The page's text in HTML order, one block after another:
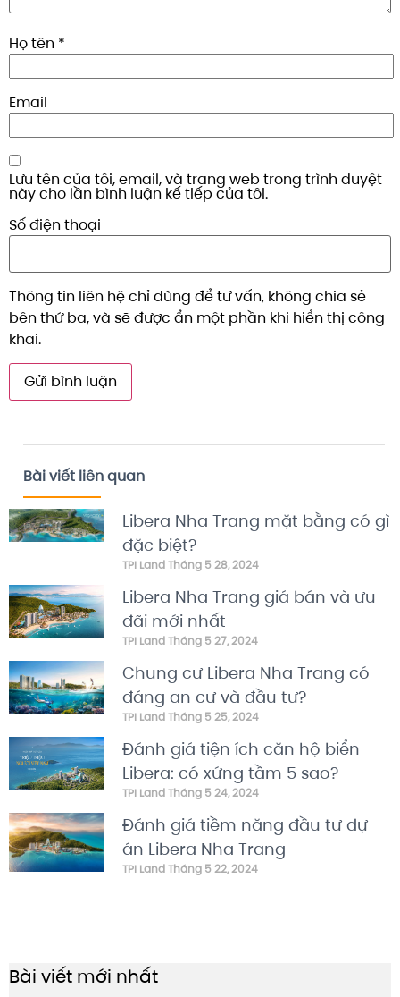
Họ tên *
Email
Lưu tên của tôi, email, và trang web trong trình duyệt
này cho lần bình luận kế tiếp của tôi.
Số điện thoại
Thông tin liên hệ chỉ dùng để tư vấn, không chia sẻ
bên thứ ba, và sẽ được ẩn một phần khi hiển thị công
khai.
Bài viết liên quan
Libera Nha Trang mặt bằng có gì
đặc biệt?
TPI LandTháng 5 28, 2024
Libera Nha Trang giá bán và ưu
đãi mới nhất
TPI LandTháng 5 27, 2024
Chung cư Libera Nha Trang có
đáng an cư và đầu tư?
TPI LandTháng 5 25, 2024
Đánh giá tiện ích căn hộ biển
Libera: có xứng tầm 5 sao?
TPI LandTháng 5 24, 2024
Đánh giá tiềm năng đầu tư dự
án Libera Nha Trang
TPI LandTháng 5 22, 2024
Bài viết mới nhất